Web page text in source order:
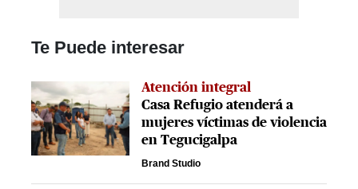
Te Puede interesar
Atención integral
Casa Refugio atenderá a
mujeres víctimas de violencia
en Tegucigalpa
Brand Studio